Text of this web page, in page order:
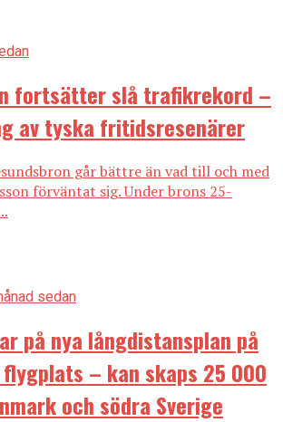
fortsätter slå trafikrekord –
av tyska fritidsresenärer
går bättre än vad till och med
förväntat sig. Under brons 25-
sedan
på nya långdistansplan på
flygplats – kan skaps 25 000
och södra Sverige